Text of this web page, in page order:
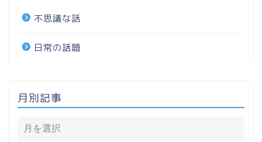
不思議な話
日常の話題
月別記事